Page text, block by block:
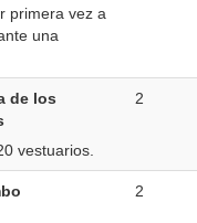
primera vez a
una
de los
vestuarios.
2
2